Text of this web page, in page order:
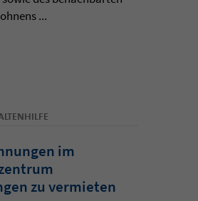
...
im
zu vermieten